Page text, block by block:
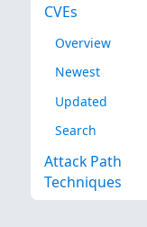
CVEs
Overview
Newest
Updated
Search
Attack Path
Techniques